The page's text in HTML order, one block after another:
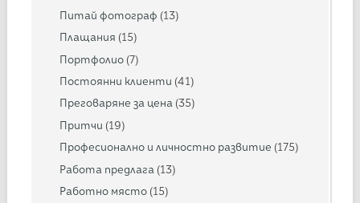
Питай фотограф (13)
Плащания (15)
Портфолио (7)
Постоянни клиенти (41)
Преговаряне за цена (35)
Притчи (19)
Професионално и личностно развитие (175)
Работа предлага (13)
Работно място (15)